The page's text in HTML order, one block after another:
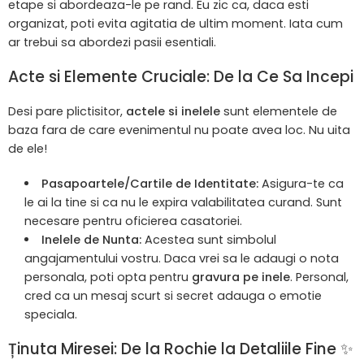
etape si abordeaza-le pe rand. Eu zic ca, daca esti
organizat, poti evita agitatia de ultim moment. Iata cum
ar trebui sa abordezi pasii esentiali.
Acte si Elemente Cruciale: De la Ce Sa Incepi
Desi pare plictisitor, actele si inelele sunt elementele de
baza fara de care evenimentul nu poate avea loc. Nu uita
de ele!
Pasapoartele/Cartile de Identitate:Asigura-te ca
le ai la tine si ca nu le expira valabilitatea curand. Sunt
necesare pentru oficierea casatoriei.
Inelele de Nunta:Acestea sunt simbolul
angajamentului vostru. Daca vrei sa le adaugi o nota
personala, poti opta pentru gravura pe inele. Personal,
cred ca un mesaj scurt si secret adauga o emotie
speciala.
Ținuta Miresei: De la Rochie la Detaliile Fine ✨